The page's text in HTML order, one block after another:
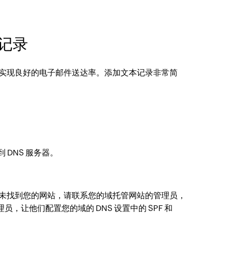
录
现良好的电子邮件送达率。添加文本记录非常简
DNS 服务器。
到您的网站，请联系您的域托管网站的管理员，
，让他们配置您的域的 DNS 设置中的 SPF 和